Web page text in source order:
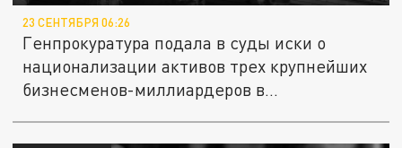
23 СЕНТЯБРЯ 06:26
Генпрокуратура подала в суды иски о
национализации активов трех крупнейших
бизнесменов-миллиардеров в...